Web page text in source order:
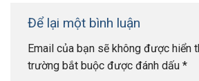
Để lại một bình luận
Email của bạn sẽ không được hiển
trường bắt buộc được đánh dấu *